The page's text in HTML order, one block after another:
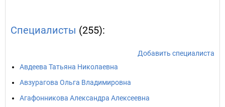
Специалисты (255):
Добавить специалиста
Авдеева Татьяна Николаевна
Авзурагова Ольга Владимировна
Агафонникова Александра Алексеевна